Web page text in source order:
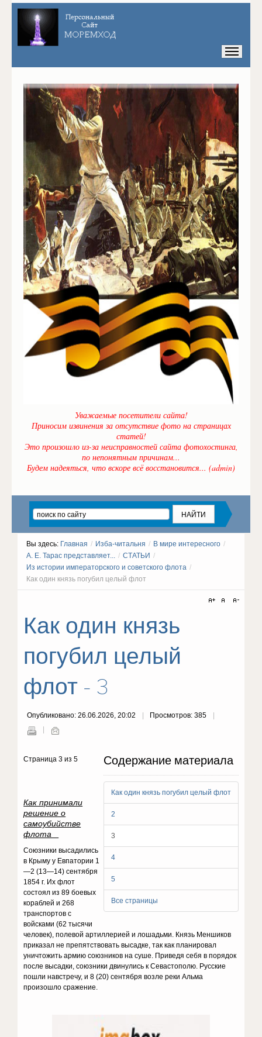
Уважаемые посетители сайта!
Приносим извинения за отсутствие фото на страницах
статей!
Это произошло из-за неисправностей сайта фотохостинга,
по непонятным причинам...
Будем надеяться, что вскоре всё восстановится... (admin)
Вы здесь: Главная / Изба-читальня / В мире интересного /
А. Е. Тарас представляет... / СТАТЬИ /
Из истории императорского и советского флота /
Как один князь погубил целый флот
Как один князь
погубил целый
флот - 3
Опубликовано: 26.06.2026, 20:02 Просмотров: 385
Содержание материала
Как один князь погубил целый флот
2
3
4
5
Все страницы
Страница 3 из 5
Как принимали
решение о
самоубийстве
флота
Союзники высадились
в Крыму у Евпатории 1
—2 (13—14) сентября
1854 г. Их флот
состоял из 89 боевых
кораблей и 268
транспортов с
войсками (62 тысячи
человек), полевой артиллерией и лошадьми. Князь Меншиков
приказал не препятствовать высадке, так как планировал
уничтожить армию союзников на суше. Приведя себя в порядок
после высадки, союзники двинулись к Севастополю. Русские
пошли навстречу, и 8 (20) сентября возле реки Альма
произошло сражение.